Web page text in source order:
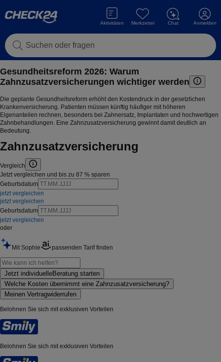
Suchen oder fragen
Aktivitäten Merkzettel Chat Anmelden
Gesundheitsreform 2026: Warum
Zahnzusatzversicherungen wichtiger werden
Die geplante Gesundheitsreform erhöht den Kostendruck in der gesetzlichen
Krankenversicherung. Patienten müssen künftig häufiger mit höheren
Eigenanteilen rechnen, besonders bei Zahnersatz, Implantaten und hochwertigen
Zahnbehandlungen. Eine Zahnzusatzversicherung gewinnt damit deutlich an
Bedeutung.
Zahnzusatzversicherung
Vergleich
Jetzt vergleichen und bis zu 87 % sparen
Geburtsdatum
jetzt vergleichen
jetzt vergleichen
Geburtsdatum
jetzt vergleichen
oder
Mit Sophie passenden Tarif finden
Jetzt individuelleBeratung starten
Welche Kosten übernimmt eine Zahnzusatzversicherung?
Meinen Vertragwiderrufen
Belohnen Sie sich mit exklusiven Vorteilen
Belohnen Sie sich mit exklusiven Vorteilen